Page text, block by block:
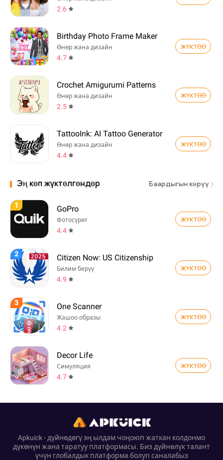
2.6
Birthday Photo Frame Maker
Өнөр жана дизайн
4.7
ЖҮКТӨӨ
Crochet Amigurumi Patterns
Өнөр жана дизайн
2.5
ЖҮКТӨӨ
TattooInk: AI Tattoo Generator
Өнөр жана дизайн
4.4
ЖҮКТӨӨ
Эң көп жүктөлгөндөр Баардыгын көрүү
1 GoPro
Фотосүрөт
4.4
ЖҮКТӨӨ
2 Citizen Now: US Citizenship
Билим берүү
4.9
ЖҮКТӨӨ
3 One Scanner
Жашоо образы
4.2
ЖҮКТӨӨ
Decor Life
Симуляция
4.7
ЖҮКТӨӨ
Apkuick - дүйнөдөгү эң ылдам чоңоюп жаткан колдонмо
дүкөнүн жана таратуу платформасы. Биз дүйнөлүк талант
үчүн глобалдык платформа болуп саналабыз